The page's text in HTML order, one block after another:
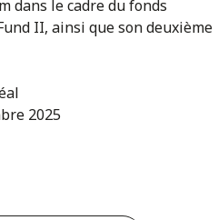
dans le cadre du fonds
II, ainsi que son deuxième
2025